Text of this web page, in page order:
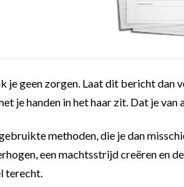
je geen zorgen. Laat dit bericht
je handen in het haar zit. Dat je
methoden, die je dan
een machtsstrijd creëren en
terecht.